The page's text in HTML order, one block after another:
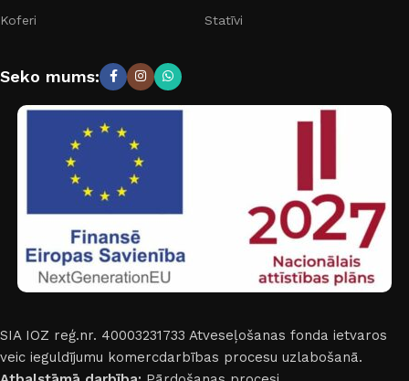
Koferi Statīvi
Seko mums:
SIA IOZ reģ.nr. 40003231733 Atveseļošanas fonda ietvaros
veic ieguldījumu komercdarbības procesu uzlabošanā.